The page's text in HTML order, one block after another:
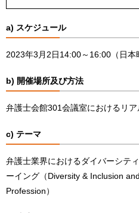
a) スケジュール
2023年3月2日14:00～16:00（日本
b) 開催場所及び方法
弁護士会館301会議室におけるリ
c) テーマ
弁護士業界におけるダイバーシテ
ーイング（Diversity & Inclusion
Profession）